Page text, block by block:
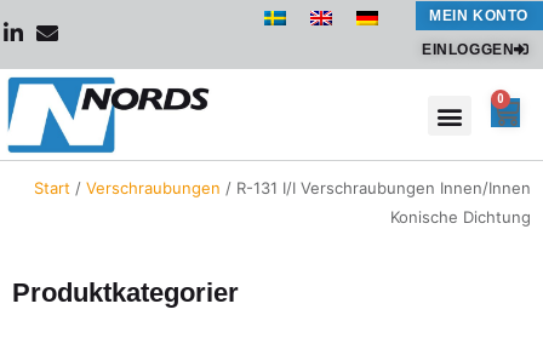
Inhalt
springen
MEIN KONTO
EINLOGGEN
0
Start / Verschraubungen / R-131 I/I Verschraubungen Innen/Innen
Konische Dichtung
Produktkategorier